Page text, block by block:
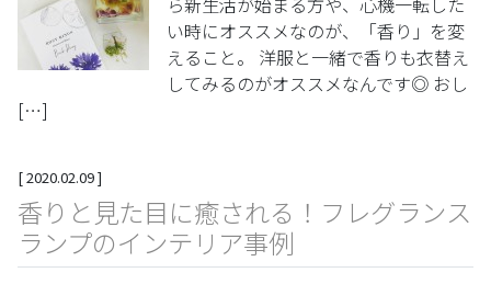
い時にオススメなのが、「香り」を変
えること。 洋服と一緒で香りも衣替え
してみるのがオススメなんです◎ おし
[…]
[2020.02.09]
香りと見た目に癒される！フレグランス
ランプのインテリア事例